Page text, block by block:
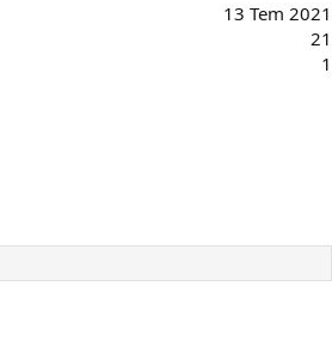
13 Tem 2021
21
1